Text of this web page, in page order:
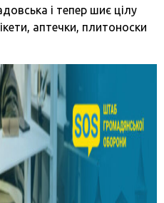
і тепер шиє цілу
аптечки, плитоноски